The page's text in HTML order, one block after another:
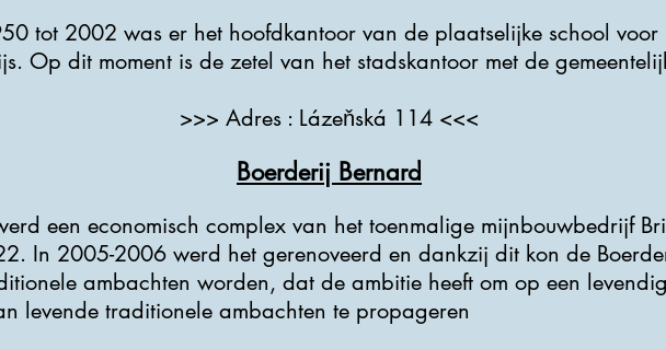
tot 2002 was er het hoofdkantoor van de plaatselijke school voor
Op dit moment is de zetel van het stadskantoor met de
>>> Adres : Lázeňská 114 <<<
Boerderij Bernard
een economisch complex van het toenmalige mijnbouwbedrijf
In 2005-2006 werd het gerenoveerd en dankzij dit kon de
ambachten worden, dat de ambitie heeft om op een
levende traditionele ambachten te propageren